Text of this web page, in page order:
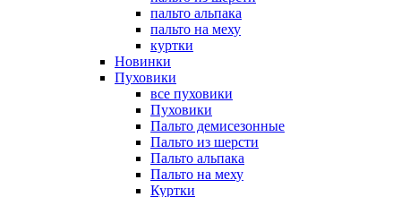
пальто альпака
пальто на меху
куртки
Новинки
Пуховики
все пуховики
Пуховики
Пальто демисезонные
Пальто из шерсти
Пальто альпака
Пальто на меху
Куртки